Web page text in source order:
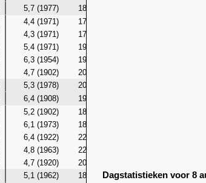
5,7 (1977) 18,9 (2003)
4,4 (1971) 17,8 (1976)
4,3 (1971) 17,8 (1921)
5,4 (1971) 19,6 (1972)
6,3 (1954) 19,6 (2006)
4,7 (1902) 20,0 (1972)
5,3 (1978) 20,4 (1925)
6,4 (1908) 19,1 (2014)
5,2 (1902) 18,7 (1969)
6,1 (1973) 18,7 (1994)
6,4 (1922) 22,3 (2019)
4,8 (1963) 22,4 (2018)
4,7 (1920) 20,1 (2008)
5,1 (1962) 18,4 (1948) 12,9 (1962)
Dagstatistieken voor 8